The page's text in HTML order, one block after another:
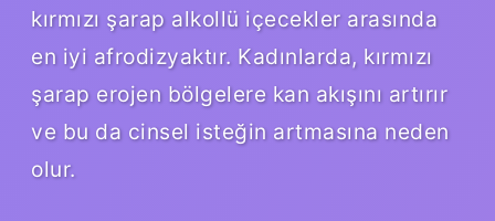
kırmızı şarap alkollü içecekler arasında
en iyi afrodizyaktır. Kadınlarda, kırmızı
şarap erojen bölgelere kan akışını artırır
ve bu da cinsel isteğin artmasına neden
olur.